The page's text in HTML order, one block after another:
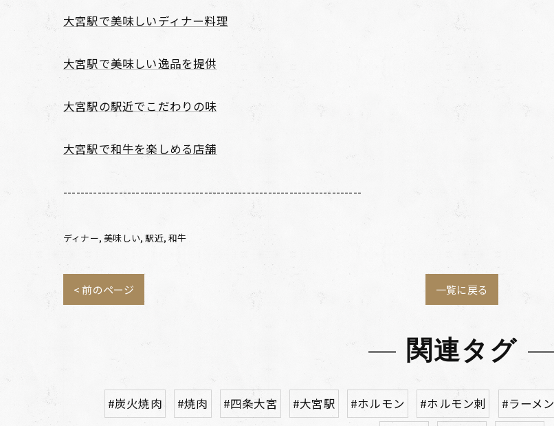
大宮駅で美味しいディナー料理
大宮駅で美味しい逸品を提供
大宮駅の駅近でこだわりの味
大宮駅で和牛を楽しめる店舗
----------------------------------------------------------------------
ディナー 美味しい 駅近 和牛
< 前のページ 一覧に戻る
関連タグ
#炭火焼肉 #焼肉 #四条大宮 #大宮駅 #ホルモン #ホルモン刺 #ラーメン